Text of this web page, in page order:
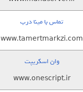
تماس با مینا درب
www.tamertmarkzi.com
وان اسکریپت
www.onescript.ir